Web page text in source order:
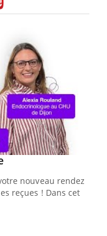
Youtube
nouveau rendez-
reçues ! Dans cet